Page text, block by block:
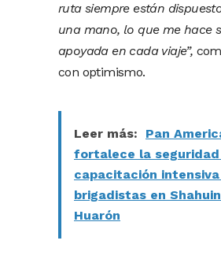
ruta siempre están
una mano, lo que me hace
apoyada en cada viaje”,
con optimismo.
Leer más:
Pan
fortalece la seguridad
capacitación
brigadistas en
Huarón